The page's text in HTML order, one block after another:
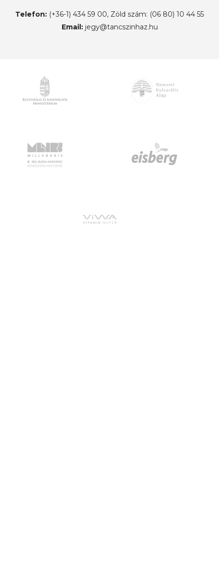
Telefon: (+36-1) 434 59 00, Zöld szám: (06 80) 10 44 55
Email: jegy@tancszinhaz.hu